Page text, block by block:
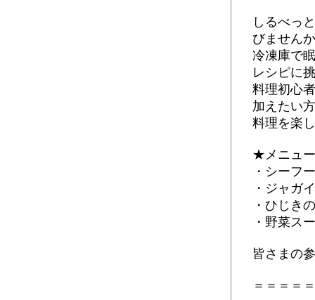
しるべっ
びません
冷凍庫で
レシピに
料理初心
加えたい
料理を楽
★メニュ
・シーフ
・ジャガ
・ひじき
・野菜ス
皆さまの
＝＝＝＝